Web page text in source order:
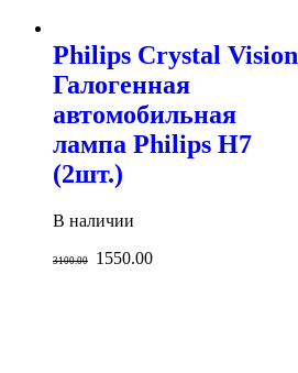
Philips Crystal Vision
Галогенная
автомобильная
лампа Philips H7
(2шт.)
В наличии
3100.00 1550.00